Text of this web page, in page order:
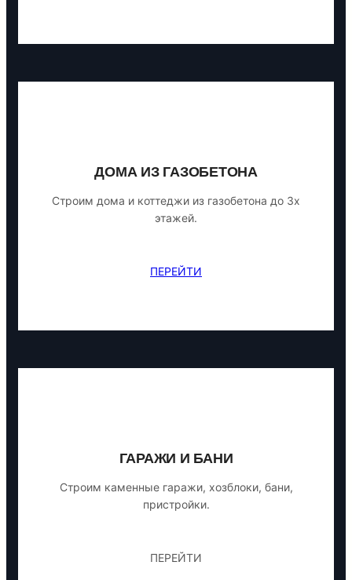
ДОМА ИЗ ГАЗОБЕТОНА
Строим дома и коттеджи из газобетона до 3х
этажей.
ПЕРЕЙТИ
ГАРАЖИ И БАНИ
Строим каменные гаражи, хозблоки, бани,
пристройки.
ПЕРЕЙТИ